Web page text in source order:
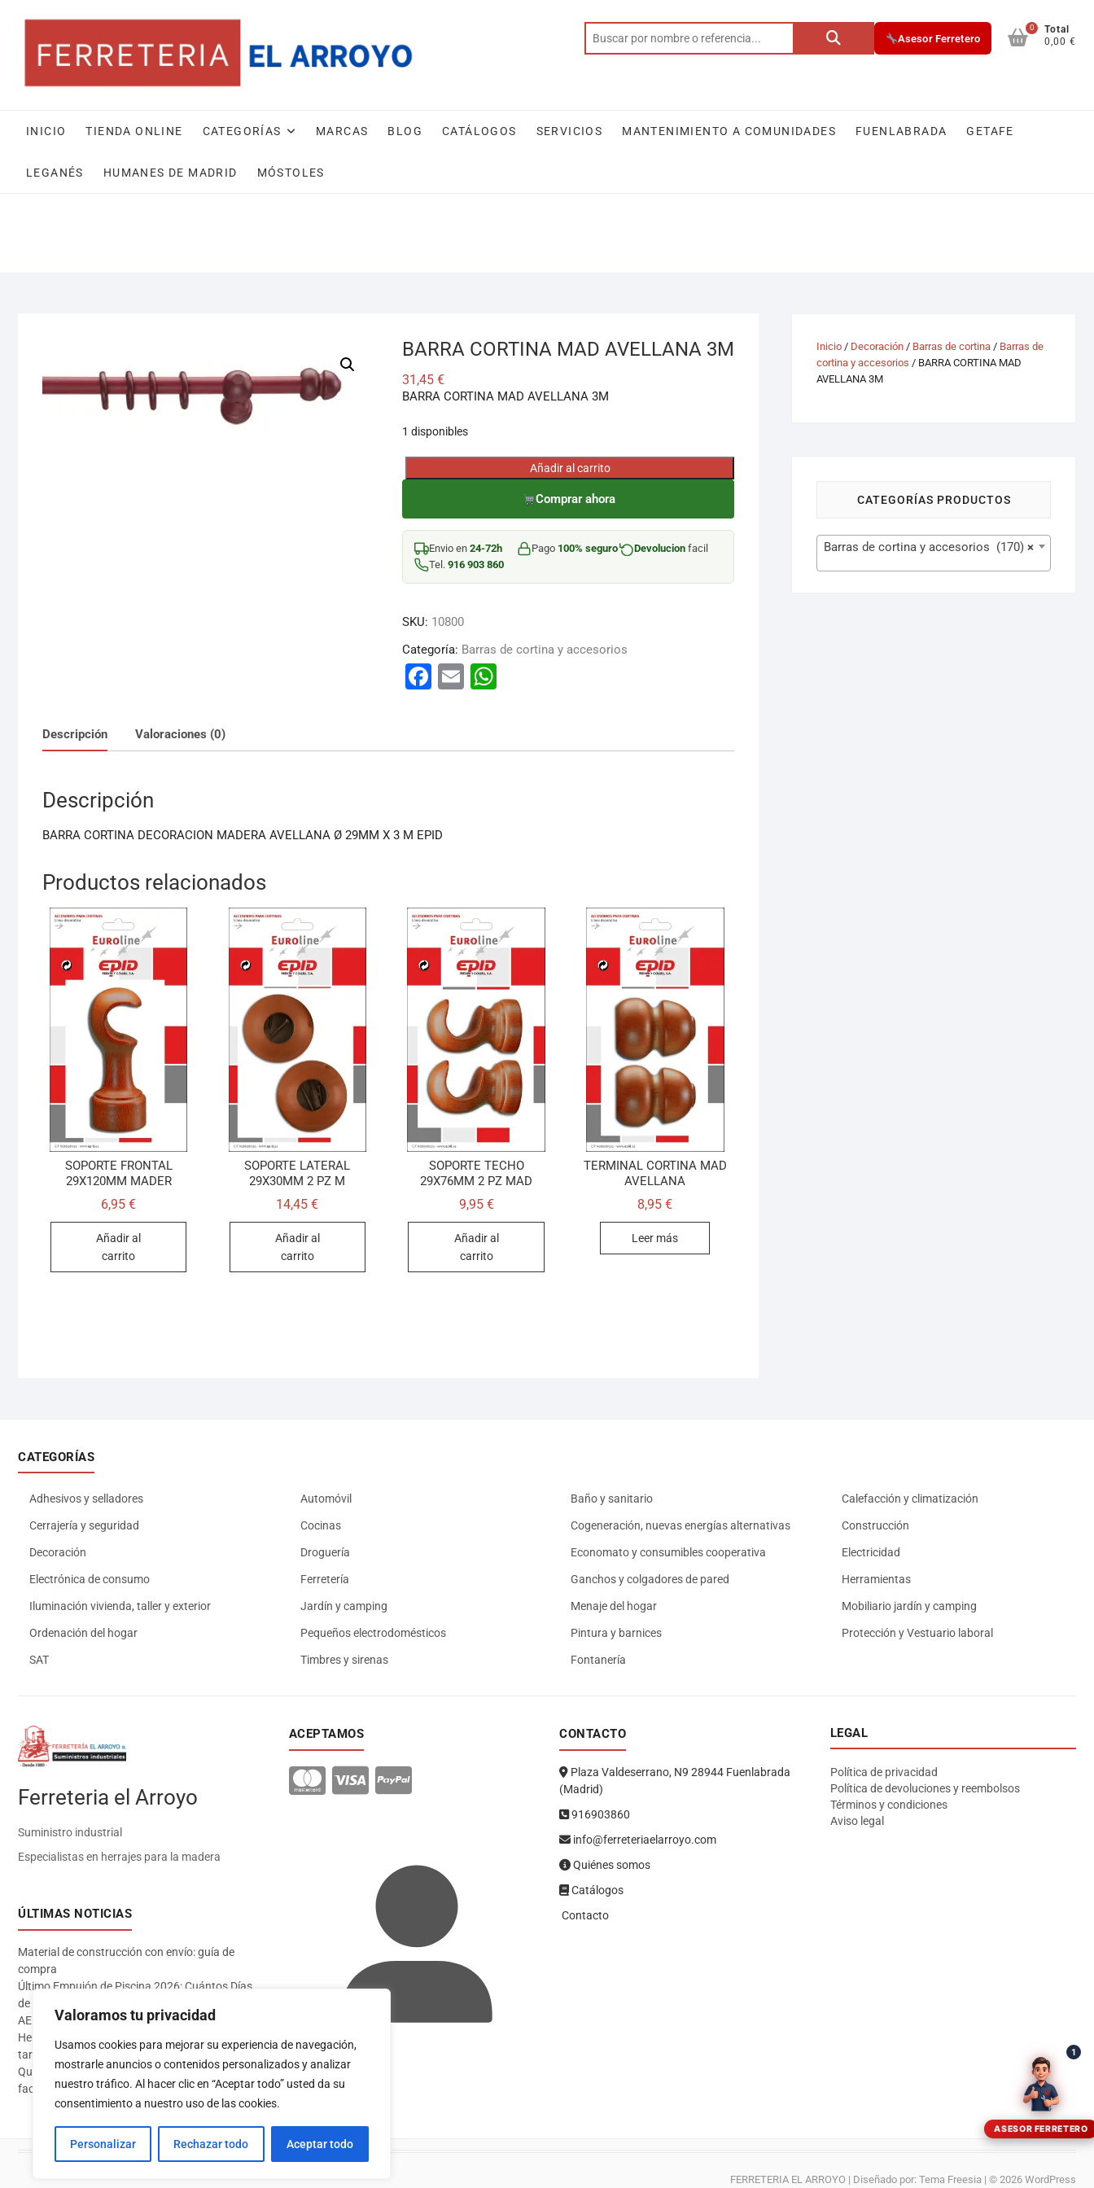
Valoramos tu privacidad
Usamos cookies para mejorar su experiencia de navegación,
mostrarle anuncios o contenidos personalizados y analizar
nuestro tráfico. Al hacer clic en “Aceptar todo” usted da su
consentimiento a nuestro uso de las cookies.
Personalizar Rechazar todo Aceptar todo
contenido
Buscar
Asesor Ferretero
0
Total
0,00 €
INICIO TIENDA ONLINE CATEGORÍAS MARCAS BLOG CATÁLOGOS SERVICIOS MANTENIMIENTO A COMUNIDADES FUENLABRADA GETAFE
LEGANÉS HUMANES DE MADRID MÓSTOLES
BARRA CORTINA MAD AVELLANA 3M
31,45 €
BARRA CORTINA MAD AVELLANA 3M
1 disponibles
BARRA
MAD
AVELLANA
3M
cantidad
Añadir al carrito
Comprar ahora
Envio en 24-72h Pago 100% seguro Devolucion facil
Tel. 916 903 860
SKU: 10800
Categoría: Barras de cortina y accesorios
F
e
o
E
l
s
Descripción Valoraciones (0)
Descripción
BARRA CORTINA DECORACION MADERA AVELLANA Ø 29MM X 3 M EPID
Productos relacionados
SOPORTE FRONTAL
29X120MM MADER
6,95€
Añadir al
carrito
SOPORTE LATERAL
29X30MM 2 PZ M
14,45€
Añadir al
carrito
SOPORTE TECHO
29X76MM 2 PZ MAD
9,95 €
Añadir al
carrito
TERMINAL CORTINA MAD
AVELLANA
8,95€
Leer más
Inicio / Decoración / Barras de cortina / Barras de
cortina y accesorios / BARRA CORTINA MAD
AVELLANA 3M
CATEGORÍAS PRODUCTOS
×
Barras de cortina y accesorios (170)
CATEGORÍAS
Adhesivos y selladores Automóvil Baño y sanitario Calefacción y climatización
Cerrajería y seguridad Cocinas Cogeneración, nuevas energías alternativas Construcción
Decoración Droguería Economato y consumibles cooperativa Electricidad
Electrónica de consumo Ferretería Ganchos y colgadores de pared Herramientas
Iluminación vivienda, taller y exterior Jardín y camping Menaje del hogar Mobiliario jardín y camping
Ordenación del hogar Pequeños electrodomésticos Pintura y barnices Protección y Vestuario laboral
SAT Timbres y sirenas Fontanería
Ferreteria el Arroyo
Suministro industrial
Especialistas en herrajes para la madera
ÚLTIMAS NOTICIAS
Material de construcción con envío: guía de
compra
Último Empujón de Piscina 2026: Cuántos Días
de Baño te Quedan en Madrid Sur (Datos
AEMET)
Herramientas imprescindibles para instalar
tarima flotante
Qué pintura usar en exterior: guía completa para
fachadas 2026
ACEPTAMOS
Acceder
CONTACTO
Plaza Valdeserrano, N9 28944 Fuenlabrada
(Madrid)
916903860
info@ferreteriaelarroyo.com
Quiénes somos
Catálogos
Contacto
LEGAL
Política de privacidad
Política de devoluciones y reembolsos
Términos y condiciones
Aviso legal
FERRETERIA EL ARROYO | Diseñado por: Tema Freesia | © 2026 WordPress
ASESOR FERRETERO
1
Asesor El Arroyo
En línea · responde en segundos
WhatsApp